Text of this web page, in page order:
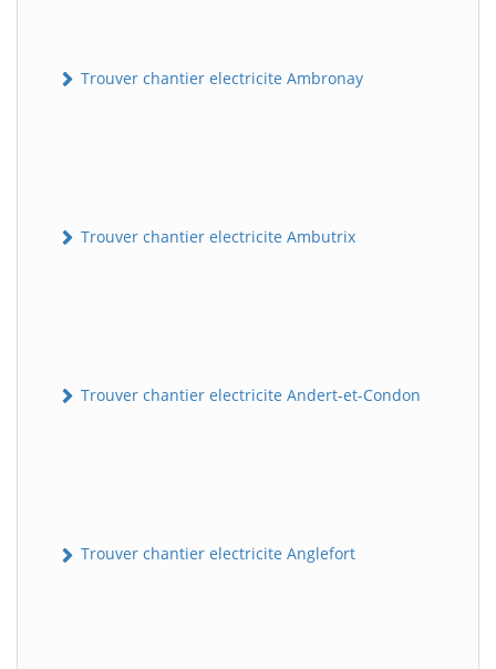
Trouver chantier electricite Ambronay
Trouver chantier electricite Ambutrix
Trouver chantier electricite Andert-et-Condon
Trouver chantier electricite Anglefort